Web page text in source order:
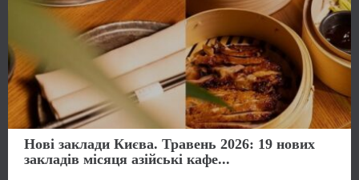
Нові заклади Києва. Травень 2026: 19 нових
закладів місяця азійські кафе...